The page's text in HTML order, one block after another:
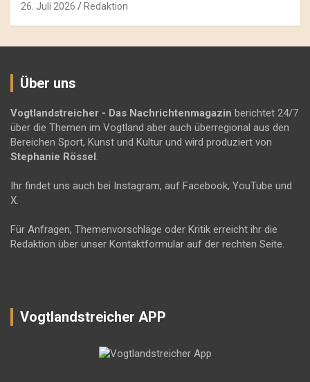
26. Juli 2026 Redaktion
Über uns
Vogtlandstreicher - Das Nachrichtenmagazin berichtet 24/7
über die Themen im Vogtland aber auch überregional aus den
Bereichen Sport, Kunst und Kultur und wird produziert von
Stephanie Rössel .
Ihr findet uns auch bei Instagram, auf Facebook, YouTube und
X.
Für Anfragen, Themenvorschläge oder Kritik erreicht ihr die
Redaktion über unser Kontaktformular auf der rechten Seite.
Vogtlandstreicher APP